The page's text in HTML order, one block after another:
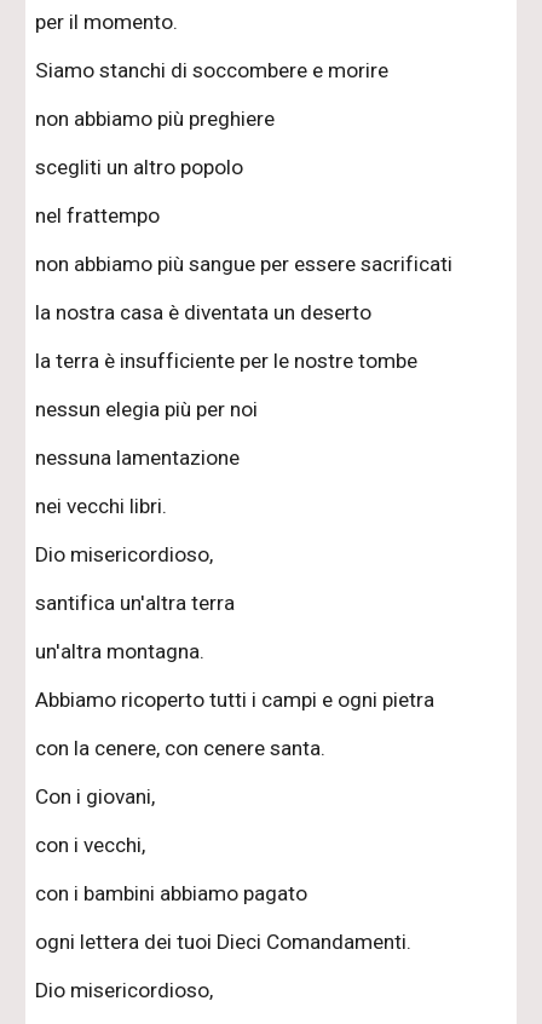
per il momento.
Siamo stanchi di soccombere e morire
non abbiamo più preghiere
scegliti un altro popolo
nel frattempo
non abbiamo più sangue per essere sacrificati
la nostra casa è diventata un deserto
la terra è insufficiente per le nostre tombe
nessun elegia più per noi
nessuna lamentazione
nei vecchi libri.
Dio misericordioso,
santifica un'altra terra
un'altra montagna.
Abbiamo ricoperto tutti i campi e ogni pietra
con la cenere, con cenere santa.
Con i giovani,
con i vecchi,
con i bambini abbiamo pagato
ogni lettera dei tuoi Dieci Comandamenti.
Dio misericordioso,